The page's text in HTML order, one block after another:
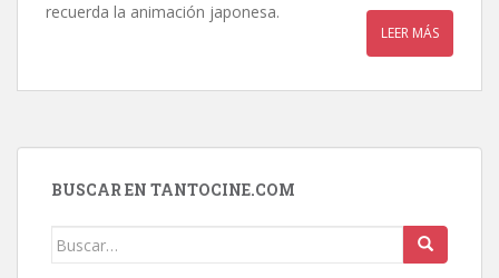
recuerda la animación japonesa.
LEER MÁS
BUSCAR EN TANTOCINE.COM
Buscar: